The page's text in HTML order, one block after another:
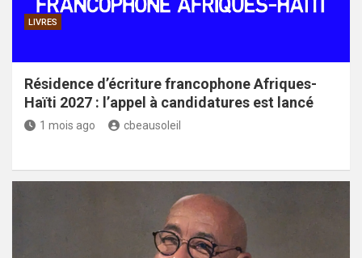
LIVRES
Résidence d’écriture francophone Afriques-
Haïti 2027 : l’appel à candidatures est lancé
1 mois ago cbeausoleil